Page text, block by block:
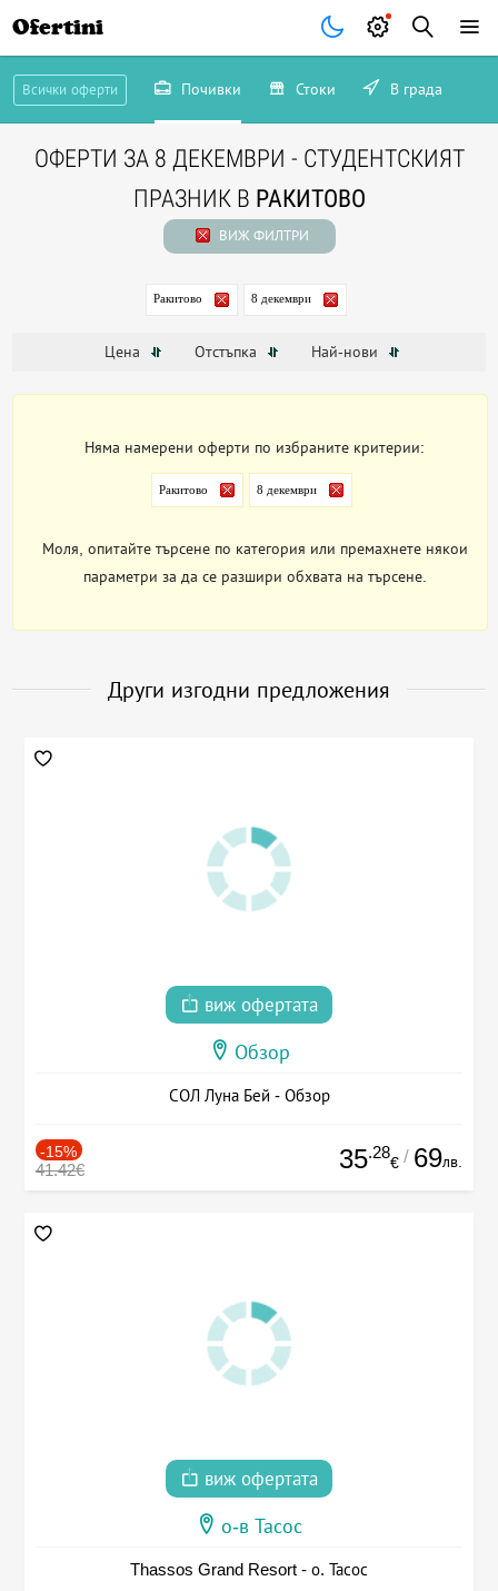
Ofertini
Всички оферти Почивки Стоки В града
ОФЕРТИ ЗА 8 ДЕКЕМВРИ - СТУДЕНТСКИЯТ
ПРАЗНИК В РАКИТОВО
ВИЖ ФИЛТРИ
Ракитово 8 декември
Цена Отстъпка Най-нови
Няма намерени оферти по избраните критерии:
Ракитово 8 декември
Моля, опитайте търсене по категория или премахнете някои
параметри за да се разшири обхвата на търсене.
Други изгодни предложения
виж офертата
Обзор
СОЛ Луна Бей - Обзор
-15%
41.42€ 35.28
€ / 69лв.
виж офертата
о-в Тасос
Thassos Grand Resort - о. Тасос